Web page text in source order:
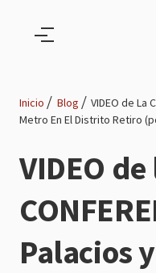
de
navegación
Inicio Blog
VIDEO de La
Metro En El Distrito Retiro
VIDEO de
Palacios